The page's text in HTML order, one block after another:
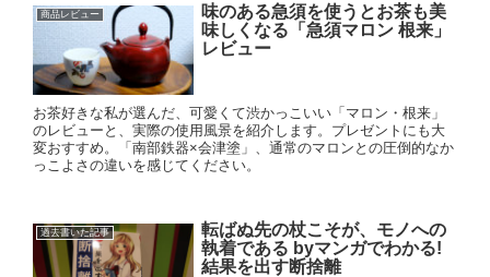
商品レビュー
味のある急須を使うとお茶も美
味しくなる「急須マロン 根来」
レビュー
お茶好きな私が選んだ、可愛くて渋かっこいい「マロン・根来」
のレビューと、実際の使用風景を紹介します。プレゼントにも大
変おすすめ。「南部鉄器×会津塗」、通常のマロンとの圧倒的なか
っこよさの違いを感じてください。
過去書いた記事
転ばぬ先の杖こそが、モノへの
執着である byマンガでわかる!
結果を出す断捨離